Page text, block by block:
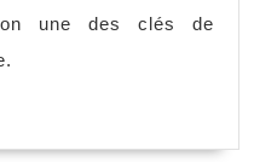
une des clés de